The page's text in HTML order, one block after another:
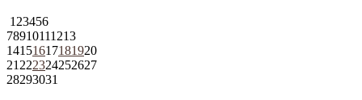
1 23456
78910111213
14151617181920
21 222324252627
28293031